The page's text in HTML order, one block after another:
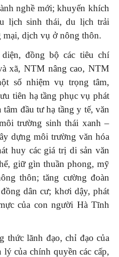
nghề mới; khuyến khích
lịch sinh thái, du lịch trải
dịch vụ ở nông thôn.
đồng bộ các tiêu chí
xã, NTM nâng cao, NTM
số nhiệm vụ trọng tâm,
tiên hạ tầng phục vụ phát
đầu tư hạ tầng y tế, văn
trường sinh thái xanh –
dựng môi trường văn hóa
huy các giá trị di sản văn
giữ gìn thuần phong, mỹ
thôn; tăng cường đoàn
dân cư; khơi dậy, phát
của con người Hà Tĩnh
thức lãnh đạo, chỉ đạo của
của chính quyền các cấp,